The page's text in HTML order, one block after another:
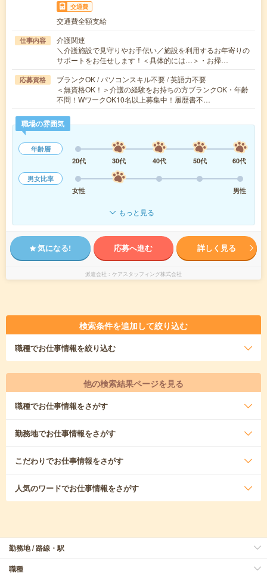
交通費
交通費全額支給
仕事内容
介護関連
＼介護施設で見守りやお手伝い／施設を利用するお年寄りの
サポートをお任せします！＜具体的には…＞・お掃…
応募資格
ブランクOK / パソコンスキル不要 / 英語力不要
＜無資格OK！＞介護の経験をお持ちの方ブランクOK・年齢
不問！WワークOK10名以上募集中！履歴書不…
職場の雰囲気
年齢層
20代
30代 40代 50代
60代
男女比率
女性
男性
もっと見る
気になる! 応募へ進む 詳しく見る
派遣会社 ケアスタッフィング株式会社
検索条件を追加して絞り込む
職種でお仕事情報を絞り込む
他の検索結果ページを見る
職種でお仕事情報をさがす
勤務地でお仕事情報をさがす
こだわりでお仕事情報をさがす
人気のワードでお仕事情報をさがす
勤務地 / 路線・駅
職種